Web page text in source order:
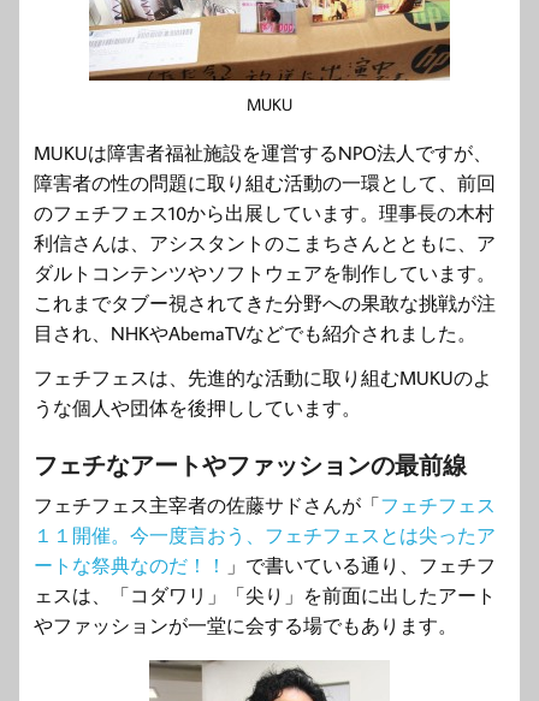
MUKU
MUKUは障害者福祉施設を運営するNPO法人ですが、
障害者の性の問題に取り組む活動の一環として、前回
のフェチフェス10から出展しています。理事長の木村
利信さんは、アシスタントのこまちさんとともに、ア
ダルトコンテンツやソフトウェアを制作しています。
これまでタブー視されてきた分野への果敢な挑戦が注
目され、NHKやAbemaTVなどでも紹介されました。
フェチフェスは、先進的な活動に取り組むMUKUのよ
うな個人や団体を後押ししています。
フェチなアートやファッションの最前線
フェチフェス主宰者の佐藤サドさんが「フェチフェス
１１開催。今一度言おう、フェチフェスとは尖ったア
ートな祭典なのだ！！ 」で書いている通り、フェチフ
ェスは、「コダワリ」「尖り」を前面に出したアート
やファッションが一堂に会する場でもあります。